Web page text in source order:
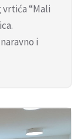
“Mali
i